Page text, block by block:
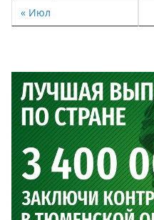
« Июл